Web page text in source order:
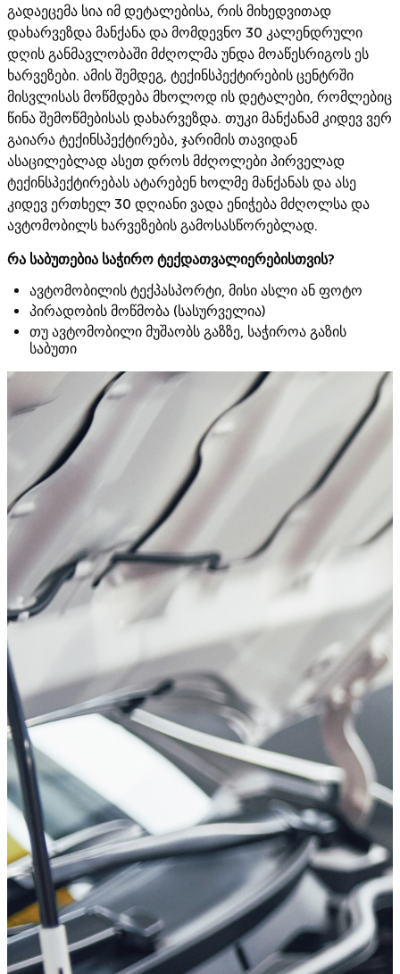
გადაეცემა სია იმ დეტალებისა, რის მიხედვითად
დახარვეზდა მანქანა და მომდევნო 30 კალენდრული
დღის განმავლობაში მძღოლმა უნდა მოაწესრიგოს ეს
ხარვეზები. ამის შემდეგ, ტექინსპექტირების ცენტრში
მისვლისას მოწმდება მხოლოდ ის დეტალები, რომლებიც
წინა შემოწმებისას დახარვეზდა. თუკი მანქანამ კიდევ ვერ
გაიარა ტექინსპექტირება, ჯარიმის თავიდან
ასაცილებლად ასეთ დროს მძღოლები პირველად
ტექინსპექტირებას ატარებენ ხოლმე მანქანას და ასე
კიდევ ერთხელ 30 დღიანი ვადა ენიჭება მძღოლსა და
ავტომობილს ხარვეზების გამოსასწორებლად.
რა საბუთებია საჭირო ტექდათვალიერებისთვის?
ავტომობილის ტექპასპორტი, მისი ასლი ან ფოტო
პირადობის მოწმობა (სასურველია)
თუ ავტომობილი მუშაობს გაზზე, საჭიროა გაზის
საბუთი